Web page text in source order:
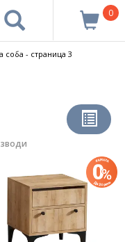
0
соба - страница 3